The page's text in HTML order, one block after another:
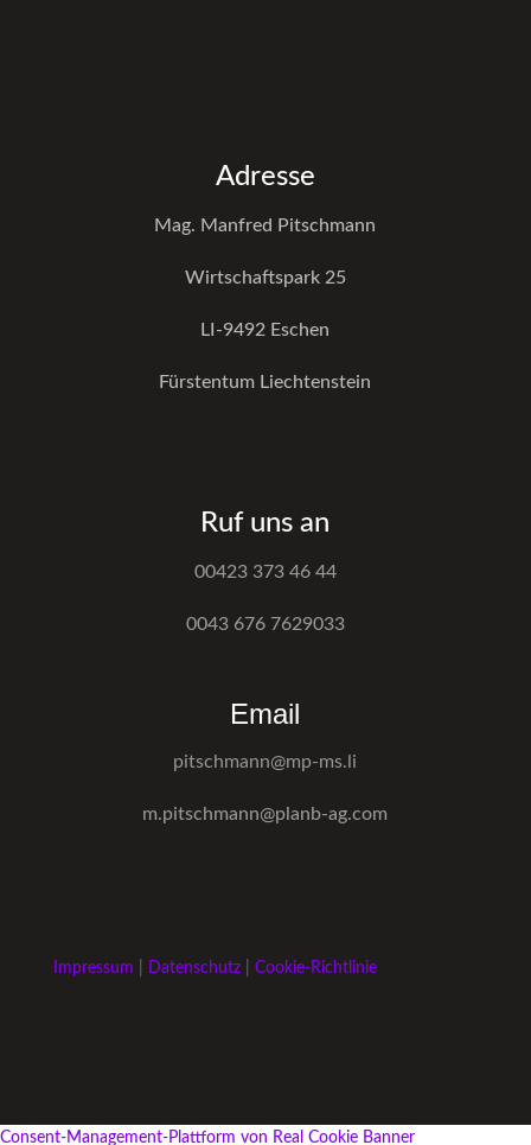
Adresse
Mag. Manfred Pitschmann
Wirtschaftspark 25
LI-9492 Eschen
Fürstentum Liechtenstein
Ruf uns an
00423 373 46 44
0043 676 7629033
Email
pitschmann@mp-ms.li
m.pitschmann@planb-ag.com
Impressum Datenschutz| Cookie-Richtlinie
Consent-Management-Plattform von Real Cookie Banner